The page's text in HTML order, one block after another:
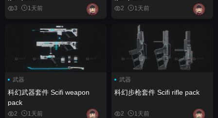
3 1天前 2 1天前
武器
科幻武器套件 Scifi weapon
pack
2 1天前
武器
科幻步枪套件 Scifi rifle pack
2 1天前